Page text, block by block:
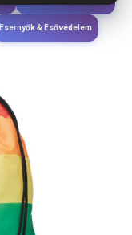
Esernyők & Esővédelem